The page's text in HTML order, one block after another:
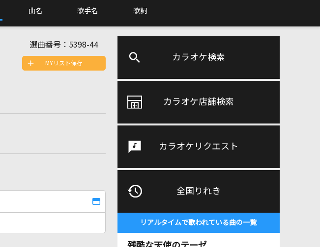
曲名 歌手名 歌詞
カラオケ検索
カラオケ店舗検索
カラオケリクエスト
全国りれき
リアルタイムで歌われている曲の一覧
選曲番号： 5398-44
MYリスト保存